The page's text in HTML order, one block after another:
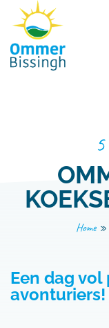
Naar hoofdinhoud
Home»
Een dag
avonturiers!